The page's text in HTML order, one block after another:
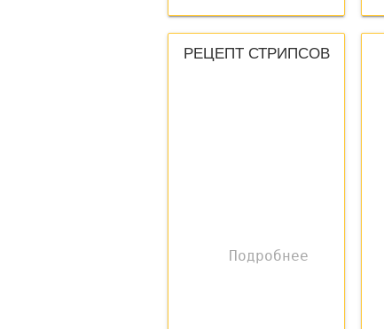
РЕЦЕПТ СТРИПСОВ